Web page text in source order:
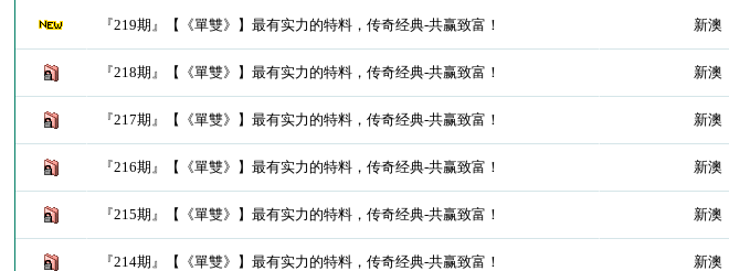
『219期』【《單雙》】最有实力的特料，传奇经典-共赢致富！ 新澳
『218期』【《單雙》】最有实力的特料，传奇经典-共赢致富！ 新澳
『217期』【《單雙》】最有实力的特料，传奇经典-共赢致富！ 新澳
『216期』【《單雙》】最有实力的特料，传奇经典-共赢致富！ 新澳
『215期』【《單雙》】最有实力的特料，传奇经典-共赢致富！ 新澳
『214期』【《單雙》】最有实力的特料，传奇经典-共赢致富！ 新澳